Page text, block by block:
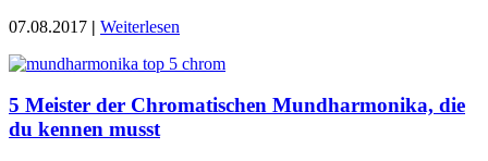
07.08.2017 | Weiterlesen
5 Meister der Chromatischen Mundharmonika, die
du kennen musst